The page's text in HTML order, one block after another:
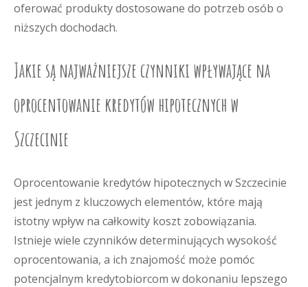
oferować produkty dostosowane do potrzeb osób o
niższych dochodach.
Jakie są najważniejsze czynniki wpływające na
oprocentowanie kredytów hipotecznych w
Szczecinie
Oprocentowanie kredytów hipotecznych w Szczecinie
jest jednym z kluczowych elementów, które mają
istotny wpływ na całkowity koszt zobowiązania.
Istnieje wiele czynników determinujących wysokość
oprocentowania, a ich znajomość może pomóc
potencjalnym kredytobiorcom w dokonaniu lepszego